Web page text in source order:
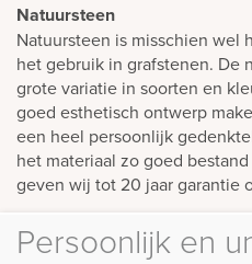
Natuursteen
Natuursteen is misschien wel
het gebruik in grafstenen. De
grote variatie in soorten en
goed esthetisch ontwerp
een heel persoonlijk
het materiaal zo goed
geven wij tot 20 jaar garantie
Persoonlijk en